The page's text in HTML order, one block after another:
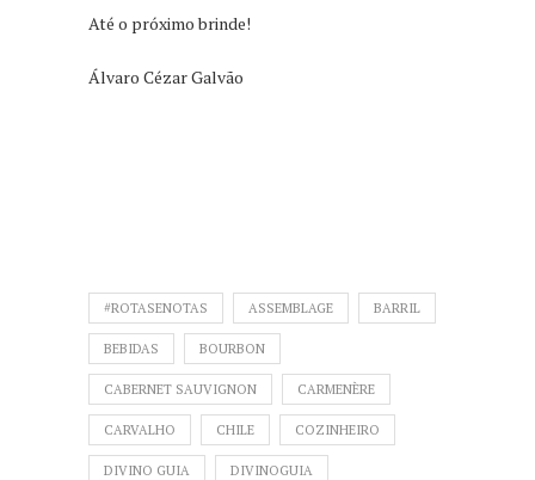
Até o próximo brinde!
Álvaro Cézar Galvão
#ROTASENOTAS ASSEMBLAGE BARRIL
BEBIDAS BOURBON
CABERNET SAUVIGNON CARMENÈRE
CARVALHO CHILE COZINHEIRO
DIVINO GUIA DIVINOGUIA